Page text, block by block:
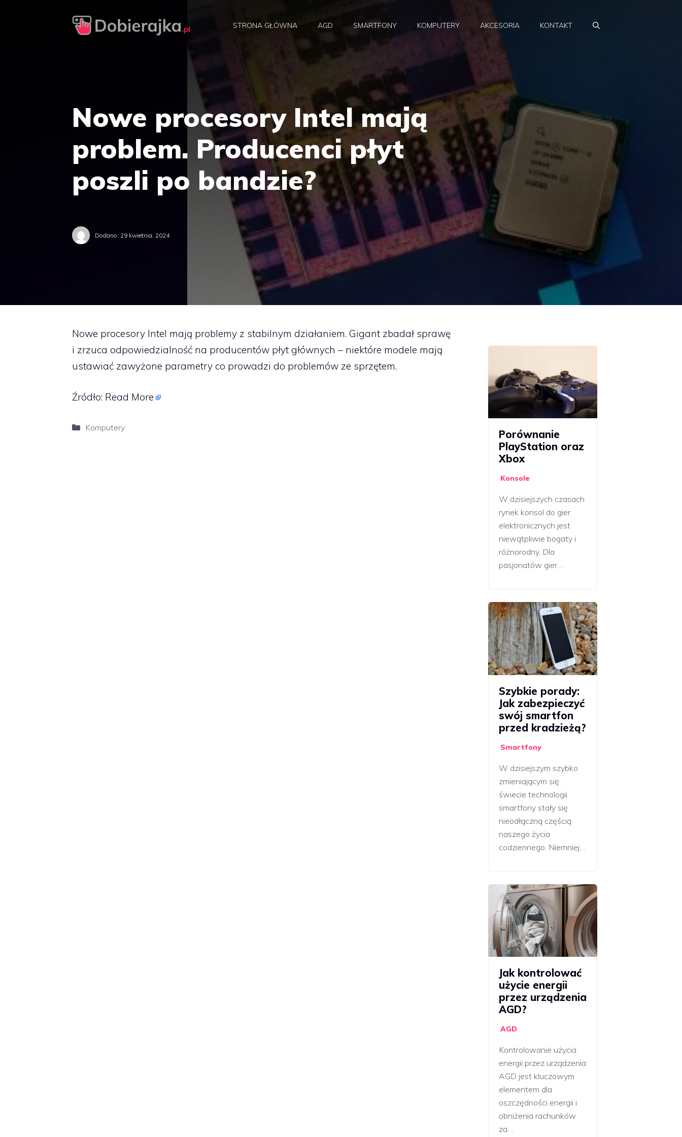
STRONA GŁÓWNA AGD SMARTFONY KOMPUTERY AKCESORIA KONTAKT
Nowe procesory Intel mają
problem. Producenci płyt
poszli po bandzie?
Dodano: 29 kwietnia, 2024
Nowe procesory Intel mają problemy z stabilnym działaniem. Gigant zbadał sprawę
i zrzuca odpowiedzialność na producentów płyt głównych – niektóre modele mają
ustawiać zawyżone parametry co prowadzi do problemów ze sprzętem.
Źródło: Read More
Kategorie
Komputery
Porównanie
PlayStation oraz
Xbox
Konsole
W dzisiejszych czasach
rynek konsol do gier
elektronicznych jest
niewątpliwie bogaty i
różnorodny. Dla
pasjonatów gier…
Szybkie porady:
Jak zabezpieczyć
swój smartfon
przed kradzieżą?
Smartfony
W dzisiejszym szybko
zmieniającym się
świecie technologii
smartfony stały się
nieodłączną częścią
naszego życia
codziennego. Niemniej…
Jak kontrolować
użycie energii
przez urządzenia
AGD?
AGD
Kontrolowanie użycia
energii przez urządzenia
AGD jest kluczowym
elementem dla
oszczędności energii i
obniżenia rachunków
za…